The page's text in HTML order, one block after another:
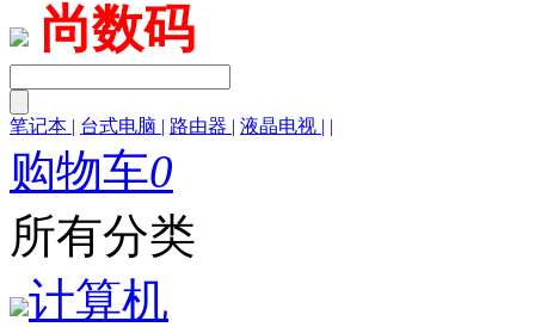
尚数码
笔记本 | 台式电脑 | 路由器 | 液晶电视 | |
购物车0
所有分类
计算机